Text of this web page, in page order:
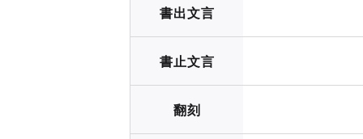
書出文言
書止文言
翻刻